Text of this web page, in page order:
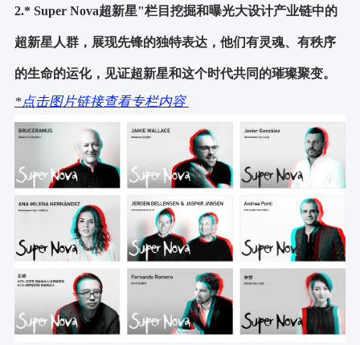
2.* Super Nova超新星"栏目挖掘和曝光大设计产业链中的
超新星人群，展现先锋的独特表达，他们有灵魂、有秩序
的生命的运化，见证超新星和这个时代共同的璀璨聚变。
*点击图片链接查看专栏内容